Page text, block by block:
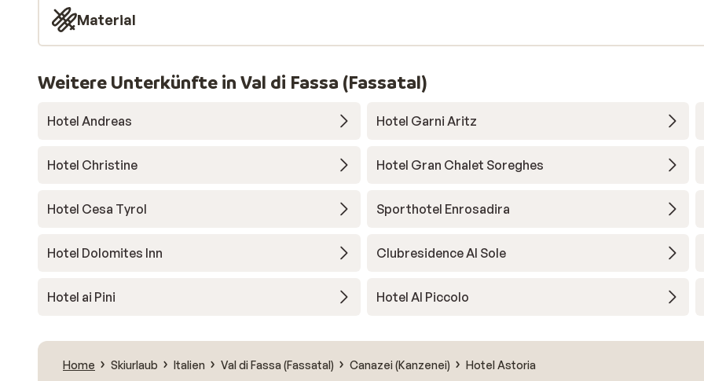
Material
Weitere Unterkünfte in Val di Fassa (Fassatal)
Hotel Andreas Hotel Garni Aritz
Hotel Christine Hotel Gran Chalet Soreghes
Hotel Cesa Tyrol Sporthotel Enrosadira
Hotel Dolomites Inn Clubresidence Al Sole
Hotel ai Pini Hotel Al Piccolo
Home Skiurlaub Italien Val di Fassa (Fassatal) Canazei (Kanzenei) Hotel Astoria